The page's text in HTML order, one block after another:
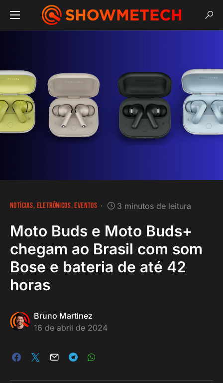
NOTÍCIAS ELETRÔNICOS EVENTOS 3 minutos de leitura
Moto Buds e Moto Buds+
chegam ao Brasil com som
Bose e bateria de até 42
horas
Bruno Martinez
16 de abril de 2024